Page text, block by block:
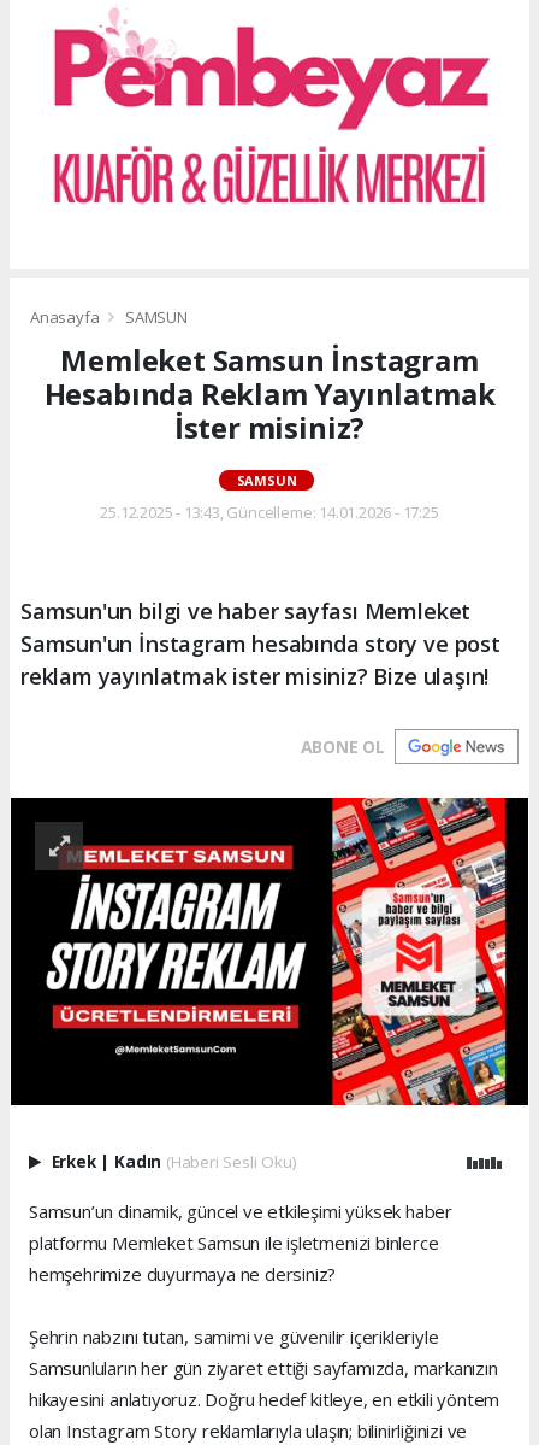
Anasayfa SAMSUN
Memleket Samsun İnstagram
Hesabında Reklam Yayınlatmak
İster misiniz?
SAMSUN
25.12.2025 - 13:43, Güncelleme: 14.01.2026 - 17:25
Samsun'un bilgi ve haber sayfası Memleket
Samsun'un İnstagram hesabında story ve post
reklam yayınlatmak ister misiniz? Bize ulaşın!
ABONE OL
Erkek | Kadın (Haberi Sesli Oku)
Samsun’un dinamik, güncel ve etkileşimi yüksek haber
platformu Memleket Samsun ile işletmenizi binlerce
hemşehrimize duyurmaya ne dersiniz?
Şehrin nabzını tutan, samimi ve güvenilir içerikleriyle
Samsunluların her gün ziyaret ettiği sayfamızda, markanızın
hikayesini anlatıyoruz. Doğru hedef kitleye, en etkili yöntem
olan Instagram Story reklamlarıyla ulaşın; bilinirliğinizi ve